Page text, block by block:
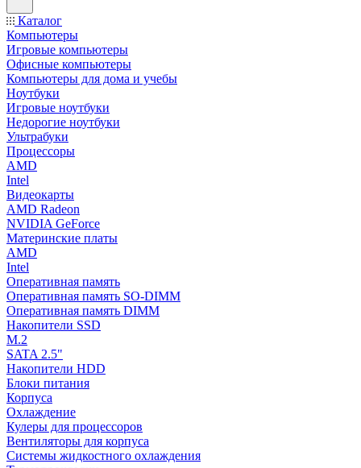
Каталог
Компьютеры
Игровые компьютеры
Офисные компьютеры
Компьютеры для дома и учебы
Ноутбуки
Игровые ноутбуки
Недорогие ноутбуки
Ультрабуки
Процессоры
AMD
Intel
Видеокарты
AMD Radeon
NVIDIA GeForce
Материнские платы
AMD
Intel
Оперативная память
Оперативная память SO-DIMM
Оперативная память DIMM
Накопители SSD
M.2
SATA 2.5"
Накопители HDD
Блоки питания
Корпуса
Охлаждение
Кулеры для процессоров
Вентиляторы для корпуса
Системы жидкостного охлаждения